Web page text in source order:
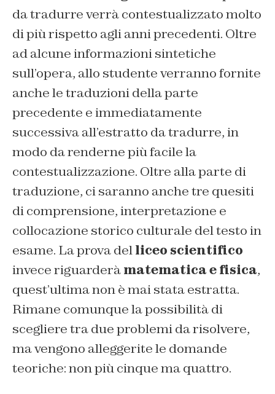
da tradurre verrà contestualizzato molto
di più rispetto agli anni precedenti. Oltre
ad alcune informazioni sintetiche
sull’opera, allo studente verranno fornite
anche le traduzioni della parte
precedente e immediatamente
successiva all’estratto da tradurre, in
modo da renderne più facile la
contestualizzazione. Oltre alla parte di
traduzione, ci saranno anche tre quesiti
di comprensione, interpretazione e
collocazione storico culturale del testo in
esame. La prova delliceo scientifico
invece riguarderàmatematica e fisica,
quest’ultima non è mai stata estratta.
Rimane comunque la possibilità di
scegliere tra due problemi da risolvere,
ma vengono alleggerite le domande
teoriche: non più cinque ma quattro.